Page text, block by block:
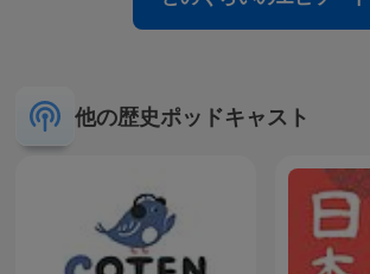
他の歴史ポッドキャスト